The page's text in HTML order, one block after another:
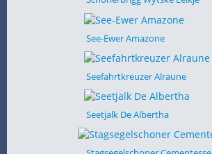
See-Ewer Amazone
Seefahrtkreuzer Alraune
Seetjalk De Albertha